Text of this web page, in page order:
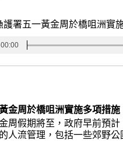
護署五一黃金周於橋咀洲實
00:00
金周於橋咀洲實施多項措
周假期將至，政府早前預
人流管理，包括一些郊野